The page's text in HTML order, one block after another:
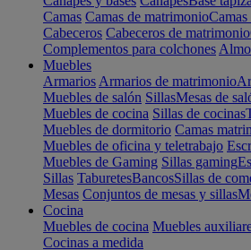
Camas Camas de matrimonio
Cabeceros Cabeceros de matrimonio
Complementos para colchones
Muebles
Armarios Armarios de matrimonio
Muebles de salón SillasMesas de
Muebles de cocina Sillas de cocinas
Muebles de dormitorio Camas
Muebles de oficina y teletrabajo
Muebles de Gaming Sillas gaming
Sillas TaburetesBancosSillas de
Mesas Conjuntos de mesas y sillas
Cocina
Muebles de cocina Muebles
Cocinas a medida